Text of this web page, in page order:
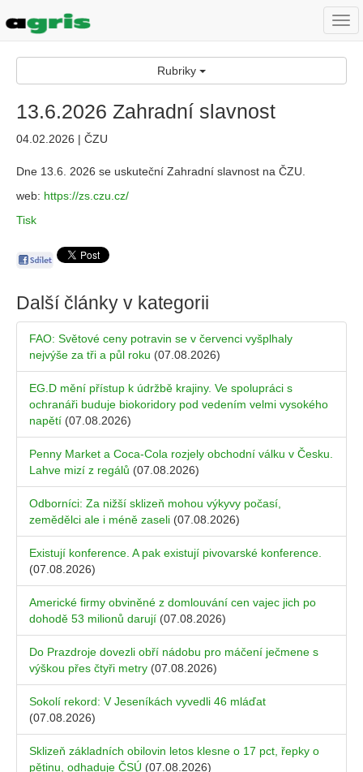
Rubriky
13.6.2026 Zahradní slavnost
04.02.2026 | ČZU
Dne 13.6. 2026 se uskuteční Zahradní slavnost na ČZU.
web: https://zs.czu.cz/
Tisk
Další články v kategorii
FAO: Světové ceny potravin se v červenci vyšplhaly
nejvýše za tři a půl roku (07.08.2026)
EG.D mění přístup k údržbě krajiny. Ve spolupráci s
ochranáři buduje biokoridory pod vedením velmi vysokého
napětí (07.08.2026)
Penny Market a Coca-Cola rozjely obchodní válku v Česku.
Lahve mizí z regálů (07.08.2026)
Odborníci: Za nižší sklizeň mohou výkyvy počasí,
zemědělci ale i méně zaseli (07.08.2026)
Existují konference. A pak existují pivovarské konference.
(07.08.2026)
Americké firmy obviněné z domlouvání cen vajec jich po
dohodě 53 milionů darují (07.08.2026)
Do Prazdroje dovezli obří nádobu pro máčení ječmene s
výškou přes čtyři metry (07.08.2026)
Sokolí rekord: V Jeseníkách vyvedli 46 mláďat
(07.08.2026)
Sklizeň základních obilovin letos klesne o 17 pct, řepky o
pětinu, odhaduje ČSÚ (07.08.2026)